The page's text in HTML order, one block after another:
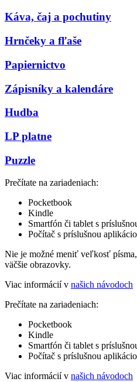
Káva, čaj a pochutiny
Hrnčeky a fľaše
Papiernictvo
Zápisníky a kalendáre
Hudba
LP platne
Puzzle
Prečítate na zariadeniach:
Pocketbook
Kindle
Smartfón či tablet s
Počítač s príslušnou
Nie je možné meniť veľkosť
väčšie obrazovky.
Viac informácií v našich návodoch
Prečítate na zariadeniach:
Pocketbook
Kindle
Smartfón či tablet s
Počítač s príslušnou
Viac informácií v našich návodoch